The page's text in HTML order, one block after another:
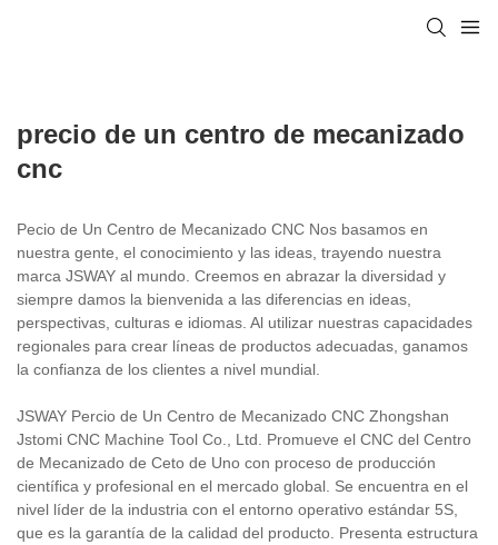
precio de un centro de mecanizado
cnc
Pecio de Un Centro de Mecanizado CNC Nos basamos en
nuestra gente, el conocimiento y las ideas, trayendo nuestra
marca JSWAY al mundo. Creemos en abrazar la diversidad y
siempre damos la bienvenida a las diferencias en ideas,
perspectivas, culturas e idiomas. Al utilizar nuestras capacidades
regionales para crear líneas de productos adecuadas, ganamos
la confianza de los clientes a nivel mundial.
JSWAY Percio de Un Centro de Mecanizado CNC Zhongshan
Jstomi CNC Machine Tool Co., Ltd. Promueve el CNC del Centro
de Mecanizado de Ceto de Uno con proceso de producción
científica y profesional en el mercado global. Se encuentra en el
nivel líder de la industria con el entorno operativo estándar 5S,
que es la garantía de la calidad del producto. Presenta estructura